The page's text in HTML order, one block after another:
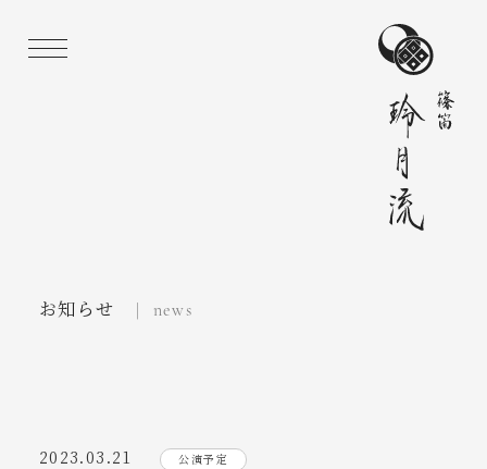
お知らせ | news
2023.03.21 公演予定